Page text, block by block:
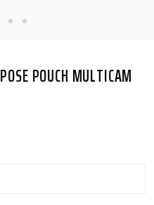
POUCH MULTICAM